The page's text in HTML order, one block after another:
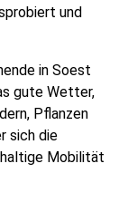
und
in Soest
gute Wetter,
Pflanzen
sich die
Mobilität